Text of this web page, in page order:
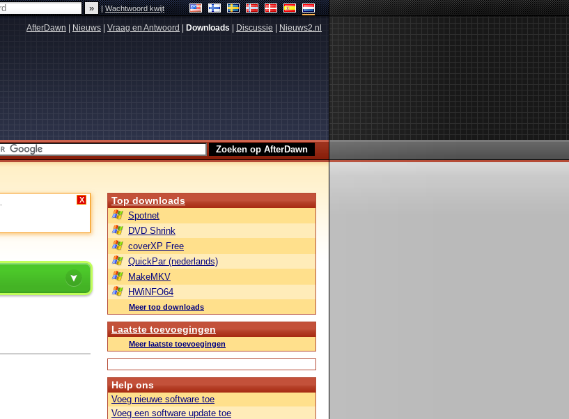
|Wachtwoord kwijt
AfterDawn Nieuws Vraag en Antwoord Downloads Discussie Nieuws2.nl
X Top downloads
Spotnet
DVD Shrink
coverXP Free
QuickPar (nederlands)
MakeMKV
HWiNFO64
Meer top downloads
Laatste toevoegingen
Meer laatste toevoegingen
Help ons
Voeg nieuwe software toe
Voeg een software update toe